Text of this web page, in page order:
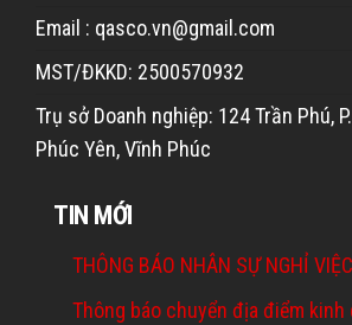
Email : qasco.vn@gmail.com
MST/ĐKKD: 2500570932
Trụ sở Doanh nghiệp: 124 Trần Phú,
Phúc Yên, Vĩnh Phúc
TIN MỚI
THÔNG BÁO NHÂN SỰ NGHỈ VIỆC
Thông báo chuyển địa điểm kinh